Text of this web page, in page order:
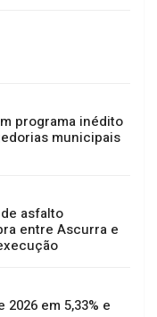
programa inédito
municipais
asfalto
entre Ascurra e
em 5,33% e